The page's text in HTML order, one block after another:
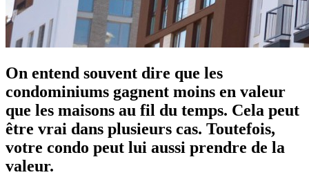
On entend souvent dire que les
condominiums gagnent moins en valeur
que les maisons au fil du temps. Cela peut
être vrai dans plusieurs cas. Toutefois,
votre condo peut lui aussi prendre de la
valeur.